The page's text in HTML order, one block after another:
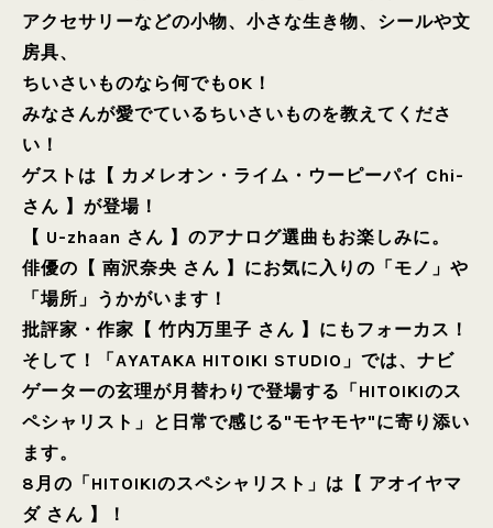
アクセサリーなどの小物、小さな生き物、シールや文
房具、
ちいさいものなら何でもOK！
みなさんが愛でているちいさいものを教えてくださ
い！
ゲストは【 カメレオン・ライム・ウーピーパイ Chi-
さん 】が登場！
【 U-zhaan さん 】のアナログ選曲もお楽しみに。
俳優の【 南沢奈央 さん 】にお気に入りの「モノ」や
「場所」うかがいます！
批評家・作家【 竹内万里子 さん 】にもフォーカス！
そして！「AYATAKA HITOIKI STUDIO」では、ナビ
ゲーターの玄理が月替わりで登場する「HITOIKIのス
ペシャリスト」と日常で感じる"モヤモヤ"に寄り添い
ます。
8月の「HITOIKIのスペシャリスト」は【 アオイヤマ
ダ さん 】！